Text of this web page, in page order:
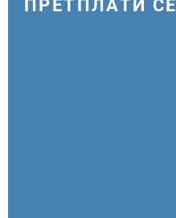
ПРЕТПЛАТИ СЕ